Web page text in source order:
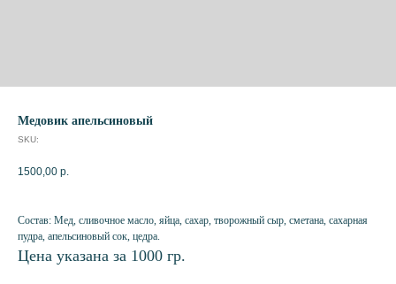
Медовик апельсиновый
SKU:
1500,00 р.
Состав: Мед, сливочное масло, яйца, сахар, творожный сыр, сметана, сахарная
пудра, апельсиновый сок, цедра.
Цена указана за 1000 гр.